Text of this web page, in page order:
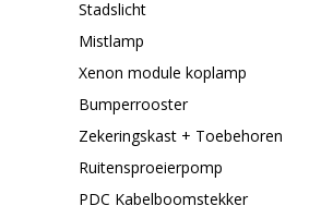
Stadslicht
Mistlamp
Xenon module koplamp
Bumperrooster
Zekeringskast + Toebehoren
Ruitensproeierpomp
PDC Kabelboomstekker